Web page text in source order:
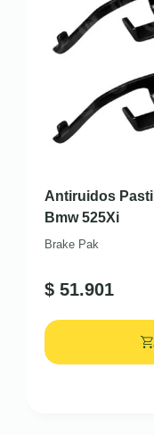
Antiruidos
Bmw 525Xi
Brake Pak
$ 51.901